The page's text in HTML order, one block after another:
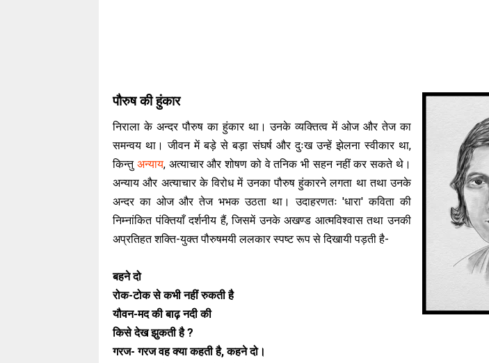
पौरुष की हुंकार
निराला के अन्दर पौरुष का हुंकार था। उनके व्यक्तित्व में ओज और तेज का
समन्वय था। जीवन में बड़े से बड़ा संघर्ष और दुःख उन्हें झेलना स्वीकार था,
किन्तु अन्याय, अत्याचार और शोषण को वे तनिक भी सहन नहीं कर सकते थे।
अन्याय और अत्याचार के विरोध में उनका पौरुष हुंकारने लगता था तथा उनके
अन्दर का ओज और तेज भभक उठता था। उदाहरणतः 'धारा' कविता की
निम्नांकित पंक्तियाँ दर्शनीय हैं, जिसमें उनके अखण्ड आत्मविश्वास तथा उनकी
अप्रतिहत शक्ति-युक्त पौरुषमयी ललकार स्पष्ट रूप से दिखायी पड़ती है-
बहने दो
रोक-टोक से कभी नहीं रुकती है
यौवन-मद की बाढ़ नदी की
किसे देख झुकती है ?
गरज- गरज वह क्या कहती है, कहने दो।